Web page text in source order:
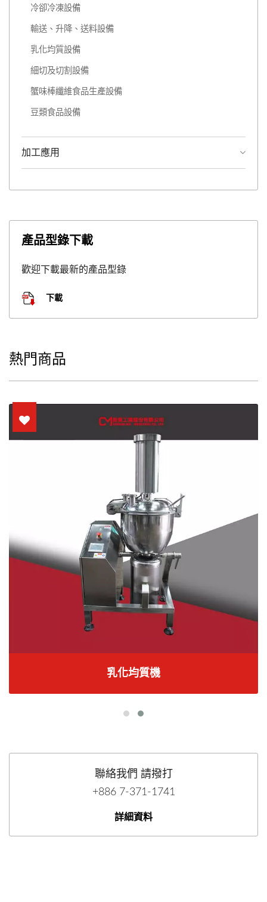
冷卻冷凍設備
輸送、升降、送料設備
乳化均質設備
細切及切割設備
蟹味棒纖維食品生產設備
豆類食品設備
加工應用
產品型錄下載
歡迎下載最新的產品型錄
下載
熱門商品
乳化均質機
聯絡我們 請撥打
+886 7-371-1741
詳細資料